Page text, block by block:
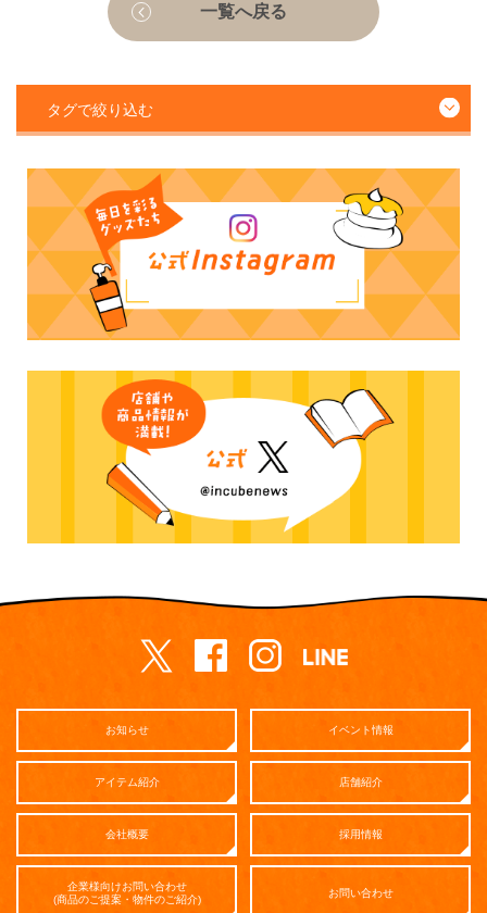
一覧へ戻る
タグで絞り込む
お知らせ イベント情報
アイテム紹介 店舗紹介
会社概要 採用情報
企業様向けお問い合わせ
(商品のご提案・物件のご紹介)
お問い合わせ